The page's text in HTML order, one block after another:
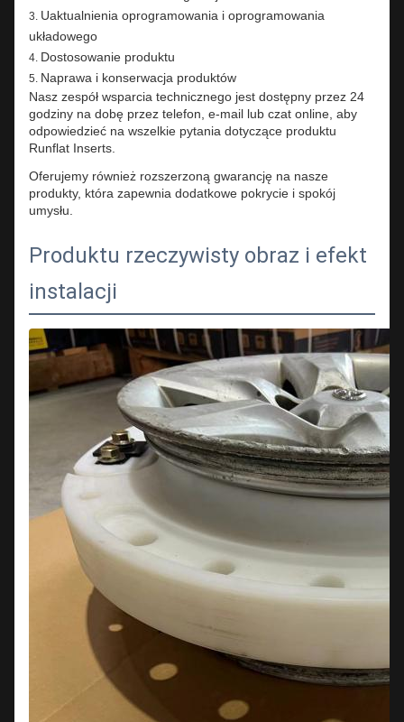
Uaktualnienia oprogramowania i oprogramowania
układowego
Dostosowanie produktu
Naprawa i konserwacja produktów
Nasz zespół wsparcia technicznego jest dostępny przez 24
godziny na dobę przez telefon, e-mail lub czat online, aby
odpowiedzieć na wszelkie pytania dotyczące produktu
Runflat Inserts.
Oferujemy również rozszerzoną gwarancję na nasze
produkty, która zapewnia dodatkowe pokrycie i spokój
umysłu.
Produktu rzeczywisty obraz i efekt
instalacji